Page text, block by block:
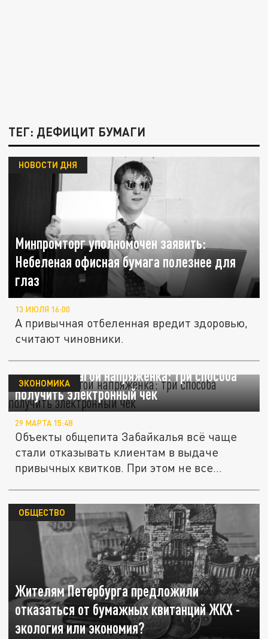
ТЕГ: ДЕФИЦИТ БУМАГИ
Минпромторг уполномочен заявить:
Небеленая офисная бумага полезнее для
глаз
НОВОСТИ ДНЯ
13 ИЮЛЯ 16:00
А привычная отбеленная вредит здоровью,
считают чиновники.
Когда с бумагой напряжёнка: три способа
получить электронный чек
ЭКОНОМИКА
29 МАРТА 15:48
Объекты общепита Забайкалья всё чаще
стали отказывать клиентам в выдаче
привычных квитков. При этом не все...
Жителям Петербурга предложили
отказаться от бумажных квитанций ЖКХ -
экология или экономия?
ОБЩЕСТВО